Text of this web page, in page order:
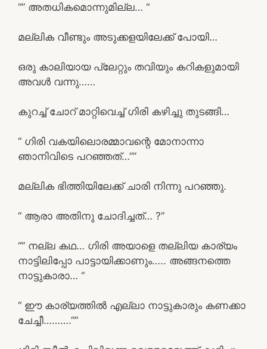
“” അതധികമൊന്നുമില്ല… “
മല്ലിക വീണ്ടും അടുക്കളയിലേക്ക് പോയി…
ഒരു കാലിയായ പ്ലേറ്റും തവിയും കറികളുമായി
അവൾ വന്നു……
കുറച്ച് ചോറ് മാറ്റിവെച്ച് ഗിരി കഴിച്ചു തുടങ്ങി…
“ ഗിരി വകയിലൊരമ്മാവന്റെ മോനാന്നാ
ഞാനിവിടെ പറഞ്ഞത്…””
മല്ലിക ഭിത്തിയിലേക്ക് ചാരി നിന്നു പറഞ്ഞു.
“ ആരാ അതിനു ചോദിച്ചത്… ?”
“” നല്ല കഥ… ഗിരി അയാളെ തല്ലിയ കാര്യം
നാട്ടിലിപ്പോ പാട്ടായിക്കാണും….. അങ്ങനത്തെ
നാട്ടുകാരാ… “
“ ഈ കാര്യത്തിൽ എല്ലാ നാട്ടുകാരും കണക്കാ
ചേച്ചീ……….””